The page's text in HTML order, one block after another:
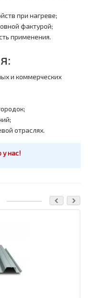
при нагреве;
фактурой;
применения.
и коммерческих
отраслях.
у нас!